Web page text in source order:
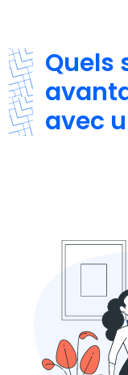
Quels
avec